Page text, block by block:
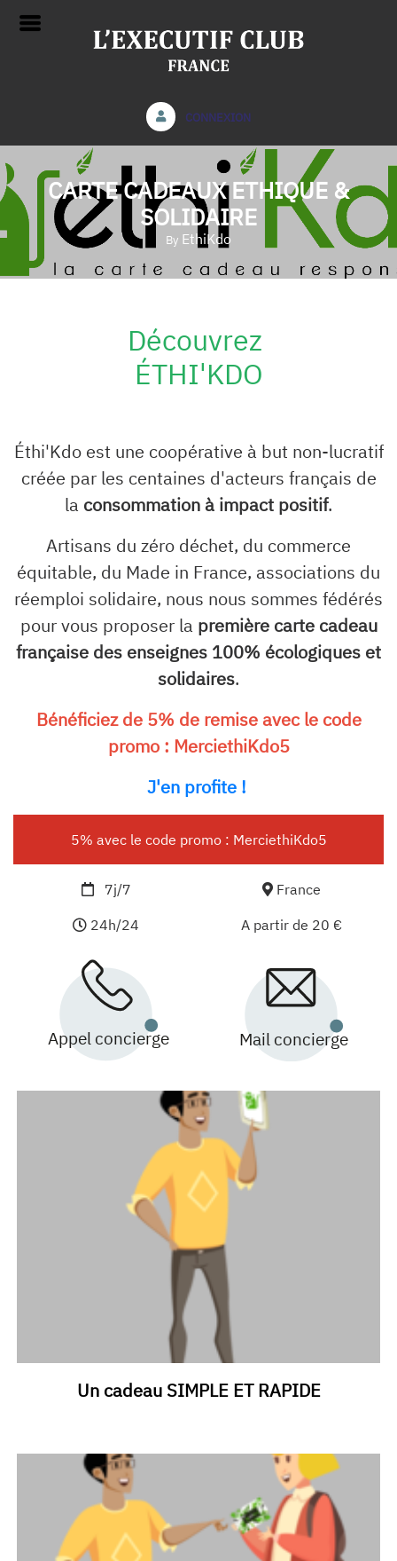
CONNEXION
CARTE CADEAUX ETHIQUE &
SOLIDAIRE
By EthiKdo
Découvrez
ÉTHI'KDO
Éthi'Kdo est une coopérative à but non-lucratif
créée par les centaines d'acteurs français de
la consommation à impact positif.
Artisans du zéro déchet, du commerce
équitable, du Made in France, associations du
réemploi solidaire, nous nous sommes fédérés
pour vous proposer la première carte cadeau
française des enseignes 100% écologiques et
solidaires.
Bénéficiez de 5% de remise avec le code
promo : MerciethiKdo5
J'en profite !
5% avec le code promo : MerciethiKdo5
7j/7
France
24h/24
A partir de 20 €
Appel concierge Mail concierge
Un cadeau SIMPLE ET RAPIDE